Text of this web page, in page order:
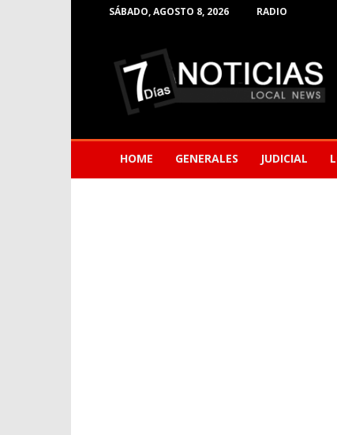
SÁBADO, AGOSTO 8, 2026 RADIO
Noticias
de
Barranquilla
HOME GENERALES JUDICIAL